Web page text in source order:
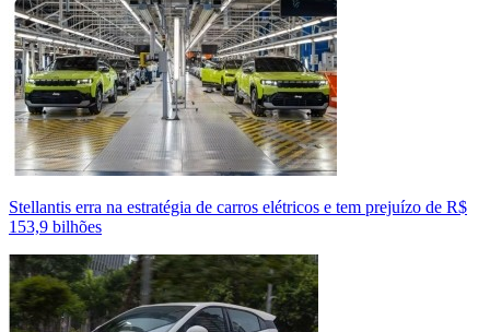
Stellantis erra na estratégia de carros elétricos e tem prejuízo de R$
153,9 bilhões